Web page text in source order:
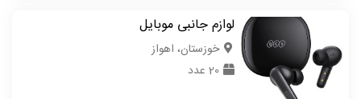
لوازم جانبی موبایل
خوزستان، اهواز
20 عدد